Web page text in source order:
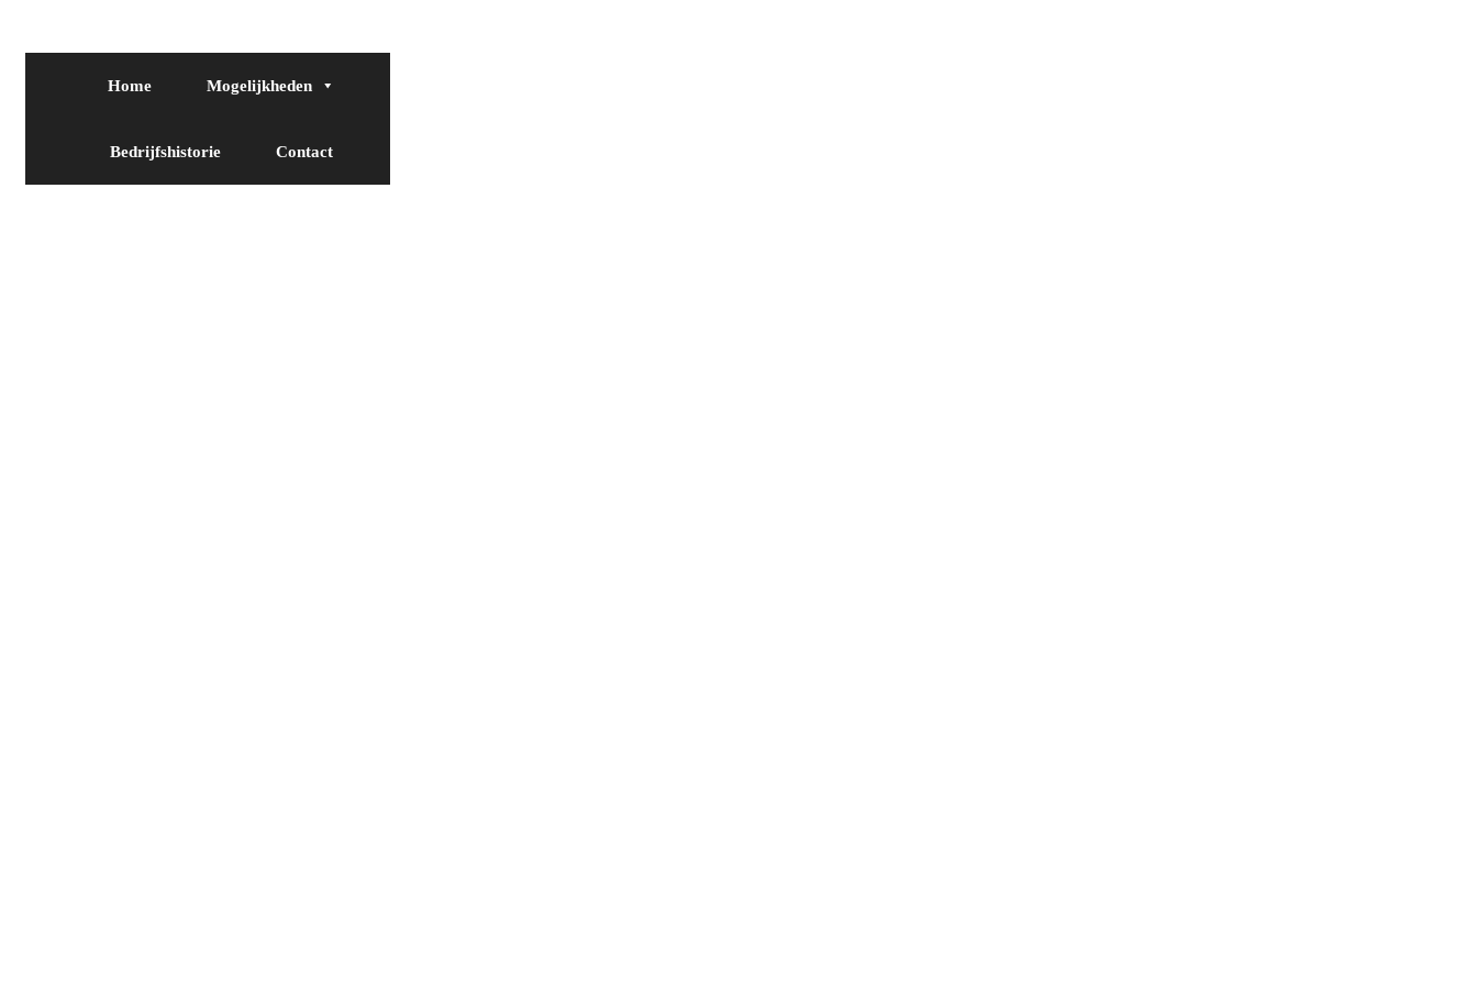
Home Mogelijkheden
Bedrijfshistorie Contact